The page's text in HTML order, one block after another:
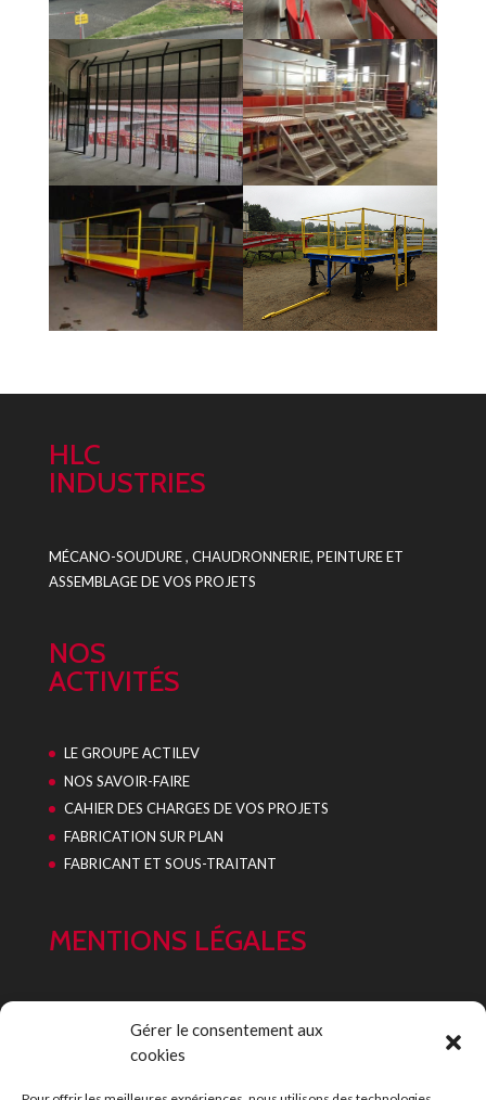
Gérer le consentement aux
cookies
HLC
INDUSTRIES
MÉCANO-SOUDURE , CHAUDRONNERIE, PEINTURE ET
ASSEMBLAGE DE VOS PROJETS
NOS
ACTIVITÉS
LE GROUPE ACTILEV
NOS SAVOIR-FAIRE
CAHIER DES CHARGES DE VOS PROJETS
FABRICATION SUR PLAN
FABRICANT ET SOUS-TRAITANT
MENTIONS LÉGALES
POLITIQUE DE CONFIDENTIALITÉ